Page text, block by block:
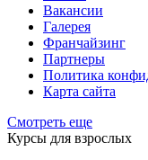
Вакансии
Галерея
Франчайзинг
Партнеры
Политика
Карта сайта
Смотреть еще
Курсы для взрослых